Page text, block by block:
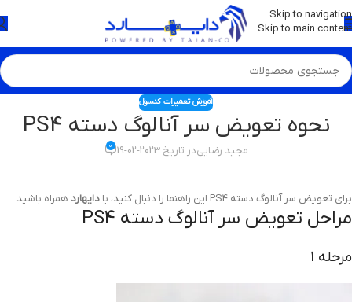
Skip to navigation
Skip to main content
💡برچسب و اسکین کنسول ها بروز شد . . . اینجا کیک کن !
آموزش تعمیرات کنسول
نحوه تعویض سر آنالوگ دسته PS4
مجید رضاییدر تاریخ 2023-02-19 0
برای تعویض سر آنالوگ دسته PS4 این راهنما را دنبال کنید، با دایهارد همراه باشید.
مراحل تعویض سر آنالوگ دسته PS4
مرحله 1